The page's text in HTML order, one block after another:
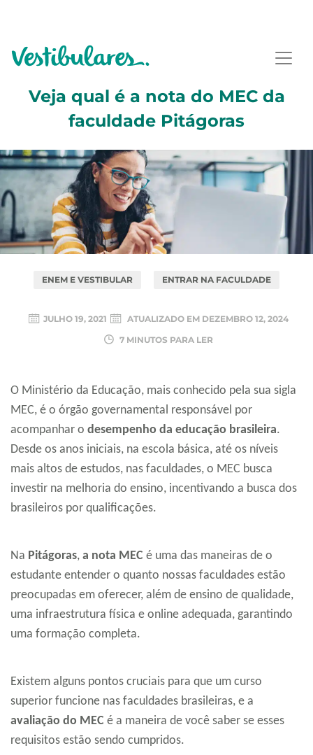
Veja qual é a nota do MEC da
faculdade Pitágoras
ENEM E VESTIBULAR ENTRAR NA FACULDADE
JULHO 19, 2021 ATUALIZADO EM DEZEMBRO 12, 2024
7 MINUTOS PARA LER
O Ministério da Educação, mais conhecido pela sua sigla
MEC, é o órgão governamental responsável por
acompanhar o desempenho da educação brasileira.
Desde os anos iniciais, na escola básica, até os níveis
mais altos de estudos, nas faculdades, o MEC busca
investir na melhoria do ensino, incentivando a busca dos
brasileiros por qualificações.
Na Pitágoras, a nota MEC é uma das maneiras de o
estudante entender o quanto nossas faculdades estão
preocupadas em oferecer, além de ensino de qualidade,
uma infraestrutura física e online adequada, garantindo
uma formação completa.
Existem alguns pontos cruciais para que um curso
superior funcione nas faculdades brasileiras, e a
avaliação do MEC é a maneira de você saber se esses
requisitos estão sendo cumpridos.